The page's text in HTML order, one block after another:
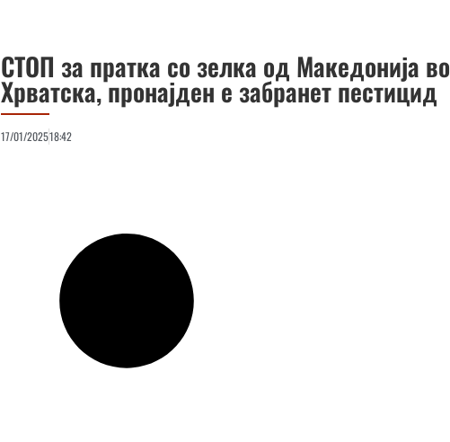
СТОП за пратка со зелка од Македонија во
Хрватска, пронајден е забранет пестицид
17/01/202518:42